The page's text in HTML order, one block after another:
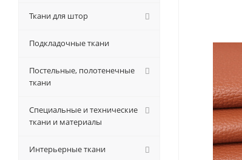
Ткани для штор
Подкладочные ткани
Постельные, полотенечные
ткани
Специальные и технические
ткани и материалы
Интерьерные ткани